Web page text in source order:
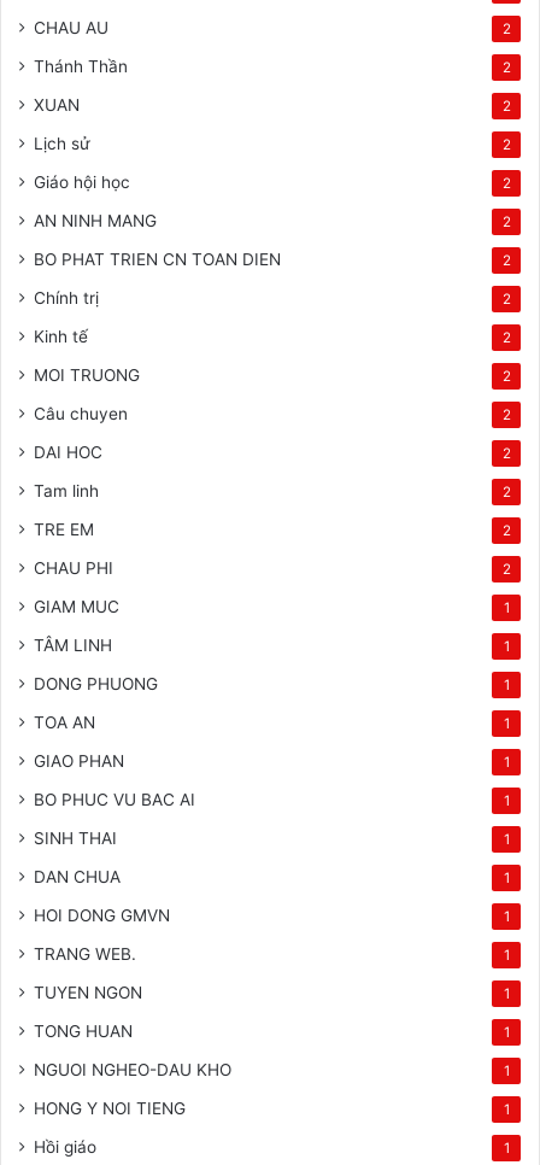
CHAU AU 2
Thánh Thần 2
XUAN 2
Lịch sử 2
Giáo hội học 2
AN NINH MANG 2
BO PHAT TRIEN CN TOAN DIEN 2
Chính trị 2
Kinh tế 2
MOI TRUONG 2
Câu chuyen 2
DAI HOC 2
Tam linh 2
TRE EM 2
CHAU PHI 2
GIAM MUC 1
TÂM LINH 1
DONG PHUONG 1
TOA AN 1
GIAO PHAN 1
BO PHUC VU BAC AI 1
SINH THAI 1
DAN CHUA 1
HOI DONG GMVN 1
TRANG WEB. 1
TUYEN NGON 1
TONG HUAN 1
NGUOI NGHEO-DAU KHO 1
HONG Y NOI TIENG 1
Hồi giáo 1